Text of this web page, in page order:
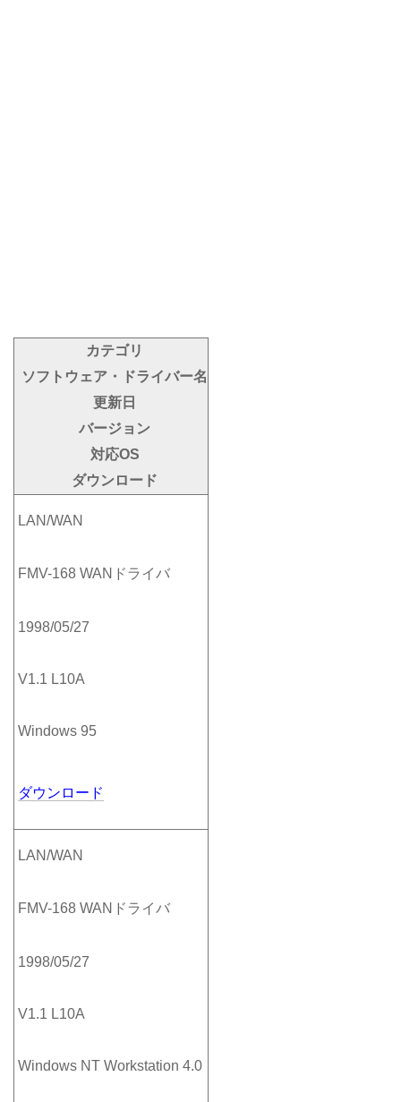
カテゴリ
ソフトウェア・ドライバー名
更新日
バージョン
対応OS
ダウンロード
LAN/WAN
FMV-168 WANドライバ
1998/05/27
V1.1 L10A
Windows 95
ダウンロード
LAN/WAN
FMV-168 WANドライバ
1998/05/27
V1.1 L10A
Windows NT Workstation 4.0